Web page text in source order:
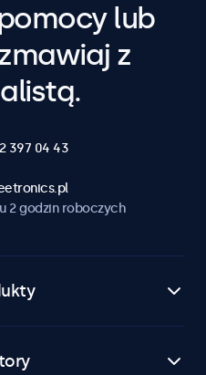
lub
z
397 04 43
2 godzin roboczych